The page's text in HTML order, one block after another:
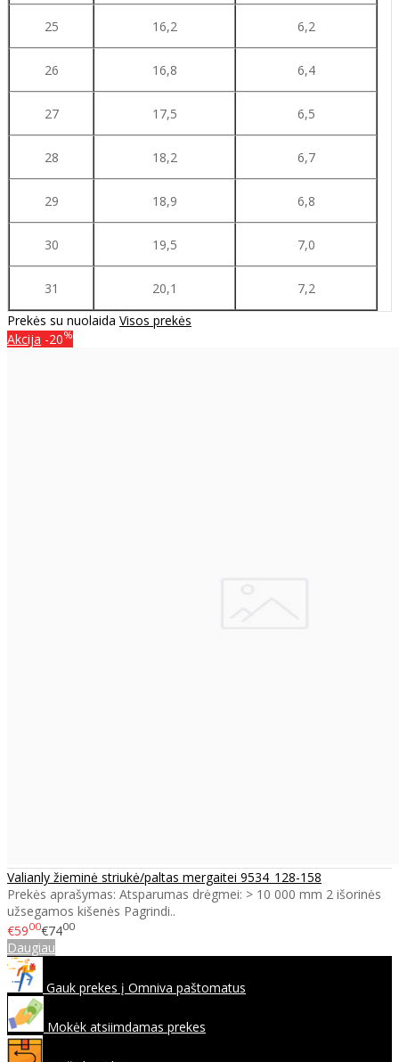
25 16,2 6,2
26 16,8 6,4
27 17,5 6,5
28 18,2 6,7
29 18,9 6,8
30 19,5 7,0
31 20,1
7,2
Prekės su nuolaida Visos prekės
Akcija -20%
Valianly žieminė striukė/paltas mergaitei 9534_128-158
Prekės aprašymas: Atsparumas drėgmei: > 10 000 mm 2 išorinės
užsegamos kišenės Pagrindi..
€5900€7400
Daugiau
Gauk prekes į Omniva paštomatus
Mokėk atsiimdamas prekes